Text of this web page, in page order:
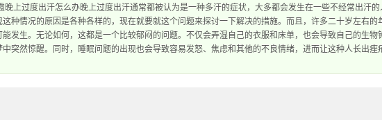
上过度出汗怎么办晚上过度出汗通常都被认为是一种多汗的症状，大多都会发生在一些不经常出汗的
种情况的原因是各种各样的，现在就要就这个问题来探讨一下解决的措施。而且，许多二十岁左右的
发生。无论如何，这都是一个比较郁闷的问题。不仅会弄湿自己的衣服和床单，也会导致自己的生物
突然惊醒。同时，睡眠问题的出现也会导致容易发怒、焦虑和其他的不良情绪，进而让这种人长出痤